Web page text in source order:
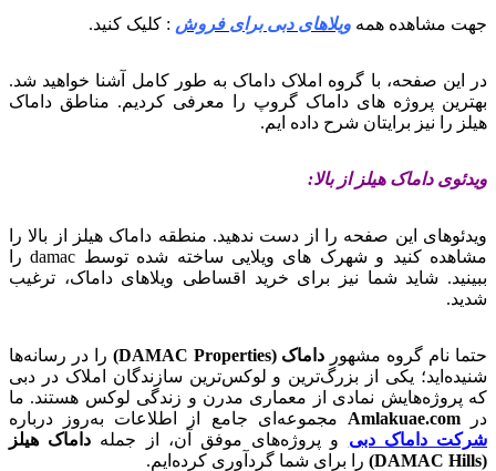
جهت مشاهده همه ویلاهای دبی برای فروش : کلیک کنید.
در این صفحه، با گروه املاک داماک به طور کامل آشنا خواهید شد.
بهترین پروژه های داماک گروپ را معرفی کردیم. مناطق داماک
هیلز را نیز برایتان شرح داده ایم.
ویدئوی داماک هیلز از بالا:
ویدئوهای این صفحه را از دست ندهید. منطقه داماک هیلز از بالا را
مشاهده کنید و شهرک های ویلایی ساخته شده توسط damac را
ببینید. شاید شما نیز برای خرید اقساطی ویلاهای داماک، ترغیب
شدید.
حتما نام گروه مشهور داماک (DAMAC Properties)
را در رسانه‌ها
شنیده‌اید؛ یکی از بزرگ‌ترین و لوکس‌ترین سازندگان املاک در دبی
که پروژه‌هایش نمادی از معماری مدرن و زندگی لوکس هستند. ما
درAmlakuae.com مجموعه‌ای جامع از اطلاعات به‌روز درباره
شرکت داماک دبی و پروژه‌های موفق آن، از جمله داماک هیلز
(DAMAC Hills)
را برای شما گردآوری کرده‌ایم.